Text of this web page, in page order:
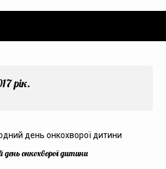
рік.
онкохворої дитини